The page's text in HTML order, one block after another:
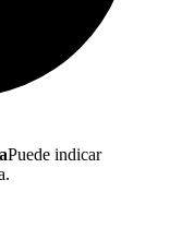
Puede indicar